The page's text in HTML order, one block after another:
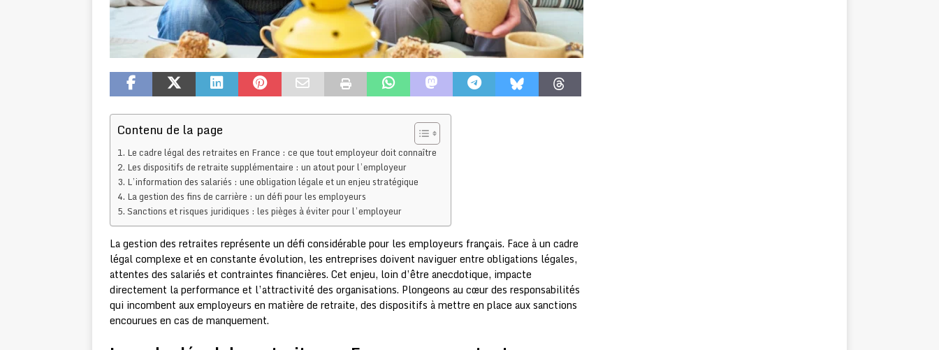
Contenu de la page
Le cadre légal des retraites en France : ce que tout employeur doit connaître
Les dispositifs de retraite supplémentaire : un atout pour l’employeur
L’information des salariés : une obligation légale et un enjeu stratégique
La gestion des fins de carrière : un défi pour les employeurs
Sanctions et risques juridiques : les pièges à éviter pour l’employeur
La gestion des retraites représente un défi considérable pour les employeurs français. Face à un cadre
légal complexe et en constante évolution, les entreprises doivent naviguer entre obligations légales,
attentes des salariés et contraintes financières. Cet enjeu, loin d’être anecdotique, impacte
directement la performance et l’attractivité des organisations. Plongeons au cœur des responsabilités
qui incombent aux employeurs en matière de retraite, des dispositifs à mettre en place aux sanctions
encourues en cas de manquement.